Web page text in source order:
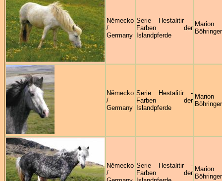
Německo
/
Germany
Serie Hestalitir -
Farben der
Islandpferde
Marion
Böhringer
Německo
/
Germany
Serie Hestalitir -
Farben der
Islandpferde
Marion
Böhringer
Německo
/
Serie Hestalitir -
Farben der
Marion
Böhringer